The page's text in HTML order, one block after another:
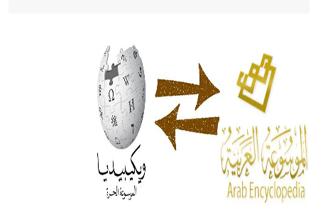
الحكم، الأدلة، تنظيم التغذية، ورسالته في جروح الرأس. ويعود
له الفضل بأنه حرر الطب من الدين والفلسفة.
- هل تعلم أن المرجان إفراز حيواني يتكون في البحر ويتركب
من مادة كربونات الكلسيوم، وهو أحمر أو شديد الحمرة وهو
أجود أنواعه، ويمتاز بكبر الحجم ويسمى الش